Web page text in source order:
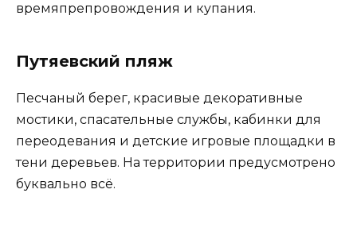
времяпрепровождения и купания.
Путяевский пляж
Песчаный берег, красивые декоративные
мостики, спасательные службы, кабинки для
переодевания и детские игровые площадки в
тени деревьев. На территории предусмотрено
буквально всё.